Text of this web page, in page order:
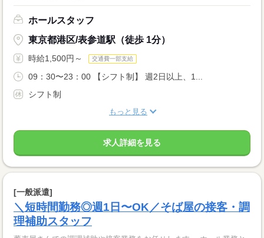
ホールスタッフ
東京都港区/表参道駅（徒歩 1分）
時給1,500円～ 交通費一部支給
09：30〜23：00 【シフト制】 週2日以上、1...
シフト制
もっと見る
求人詳細を見る
[一般派遣]
＼短時間勤務◎週1日〜OK／そば屋の接客・調
理補助スタッフ